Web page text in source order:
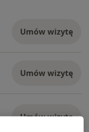
Umów wizytę
Umów wizytę
Umów wizytę